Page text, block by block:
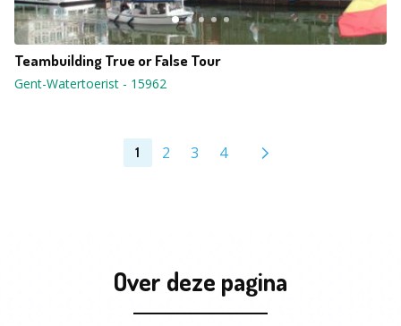
Teambuilding True or False Tour
Gent-Watertoerist - 15962
1 2 3 4
Over deze pagina